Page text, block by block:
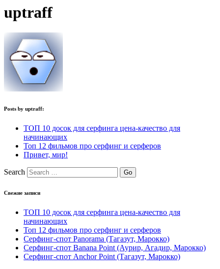
uptraff
Posts by uptraff:
ТОП 10 досок для серфинга цена-качество для
начинающих
Топ 12 фильмов про серфинг и серферов
Привет, мир!
Search
Свежие записи
ТОП 10 досок для серфинга цена-качество для
начинающих
Топ 12 фильмов про серфинг и серферов
Серфинг-спот Panorama (Тагазут, Марокко)
Серфинг-спот Banana Point (Аурир, Агадир, Марокко)
Серфинг-спот Anchor Point (Тагазут, Марокко)